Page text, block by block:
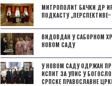
МИТРОПОЛИТ БАЧКИ ДР
ПОДКАСТУ „ПЕРСПЕКТИВЕˮ
ВИДОВДАН У САБОРНОМ
НОВОМ САДУ
У НОВОМ САДУ ОДРЖАН
ИСПИТ ЗА УПИС У
СРПСКЕ ПРАВОСЛАВНЕ